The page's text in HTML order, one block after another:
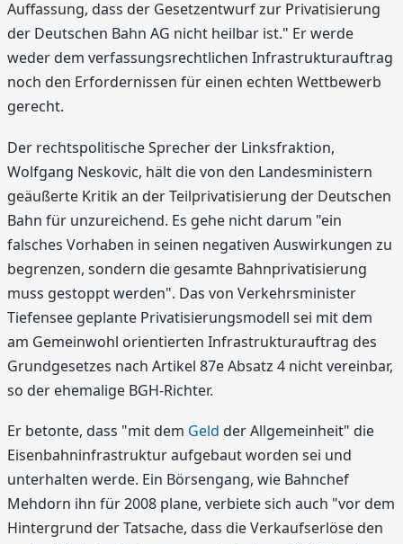
Auffassung, dass der Gesetzentwurf zur Privatisierung
der Deutschen Bahn AG nicht heilbar ist." Er werde
weder dem verfassungsrechtlichen Infrastrukturauftrag
noch den Erfordernissen für einen echten Wettbewerb
gerecht.
Der rechtspolitische Sprecher der Linksfraktion,
Wolfgang Neskovic, hält die von den Landesministern
geäußerte Kritik an der Teilprivatisierung der Deutschen
Bahn für unzureichend. Es gehe nicht darum "ein
falsches Vorhaben in seinen negativen Auswirkungen zu
begrenzen, sondern die gesamte Bahnprivatisierung
muss gestoppt werden". Das von Verkehrsminister
Tiefensee geplante Privatisierungsmodell sei mit dem
am Gemeinwohl orientierten Infrastrukturauftrag des
Grundgesetzes nach Artikel 87e Absatz 4 nicht vereinbar,
so der ehemalige BGH-Richter.
Er betonte, dass "mit dem Geld der Allgemeinheit" die
Eisenbahninfrastruktur aufgebaut worden sei und
unterhalten werde. Ein Börsengang, wie Bahnchef
Mehdorn ihn für 2008 plane, verbiete sich auch "vor dem
Hintergrund der Tatsache, dass die Verkaufserlöse den